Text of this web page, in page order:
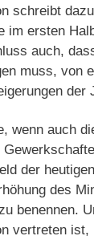
schreibt
im ersten
auch,
muss, von
der
wenn auch
der
des
benennen.
vertreten